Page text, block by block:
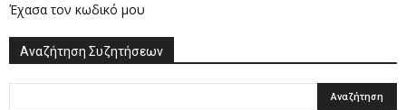
Έχασα τον κωδικό μου
Αναζήτηση Συζητήσεων